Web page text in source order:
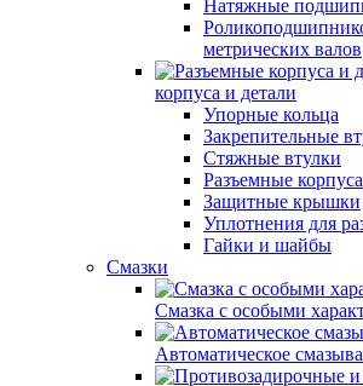
Натяжные
метрических валов
корпуса и детали
Упорные кольца
Закрепительные
Стяжные втулки
Разъемные корпуса
Защитные крышки
Уплотнения для
Гайки и шайбы
Смазки
Смазка с особыми
Автоматическое